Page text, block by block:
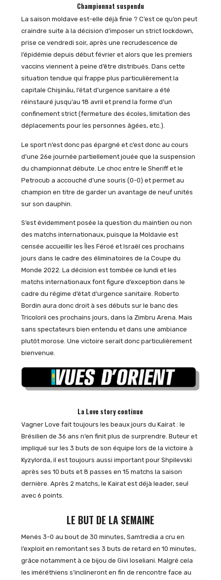
Championnat suspendu
La saison moldave est-elle déjà finie ? C’est ce qu’on peut
craindre suite à la décision d’imposer un strict lockdown,
prise ce vendredi soir, après une recrudescence de
l’épidémie depuis début février et alors que les premiers
vaccins viennent à peine d’être distribués. Dans cette
situation tendue qui frappe plus particulièrement la
capitale Chişinău, l’état d’urgence sanitaire a été
réinstauré jusqu’au 18 avril et prend la forme d’un
confinement strict (fermeture des écoles, limitation des
déplacements pour les personnes âgées, etc.).
Le sport n’est donc pas épargné et c’est donc au cours
d’une 26e journée partiellement jouée que la suspension
du championnat débute. Le choc entre le Sheriff et le
Petrocub a accouché d’une souris (0-0) et permet au
champion en titre de garder un avantage de neuf unités
sur son dauphin.
S’est évidemment posée la question du maintien ou non
des matchs internationaux, puisque la Moldavie est
censée accueillir les Îles Féroé et Israël ces prochains
jours dans le cadre des éliminatoires de la Coupe du
Monde 2022. La décision est tombée ce lundi et les
matchs internationaux font figure d’exception dans le
cadre du régime d’état d’urgence sanitaire. Roberto
Bordin aura donc droit à ses débuts sur le banc des
Tricolorii ces prochains jours, dans la Zimbru Arena. Mais
sans spectateurs bien entendu et dans une ambiance
plutôt morose. Une victoire serait donc particulièrement
bienvenue.
La Love story continue
Vagner Love fait toujours les beaux jours du Kairat : le
Brésilien de 36 ans n’en finit plus de surprendre. Buteur et
impliqué sur les 3 buts de son équipe lors de la victoire à
Kyzylorda, il est toujours aussi important pour Shpilevski
après ses 10 buts et 8 passes en 15 matchs la saison
dernière. Après 2 matchs, le Kairat est déjà leader, seul
avec 6 points.
LE BUT DE LA SEMAINE
Menés 3-0 au bout de 30 minutes, Samtredia a cru en
l’exploit en remontant ses 3 buts de retard en 10 minutes,
grâce notamment à ce bijou de Givi Ioseliani. Malgré cela
les iméréthiens s’inclineront en fin de rencontre face au